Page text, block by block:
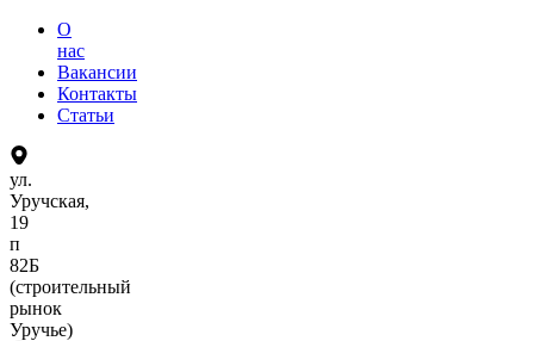
О
нас
Вакансии
Контакты
Статьи
ул.
Уручская,
19
п
82Б
(строительный
рынок
Уручье)